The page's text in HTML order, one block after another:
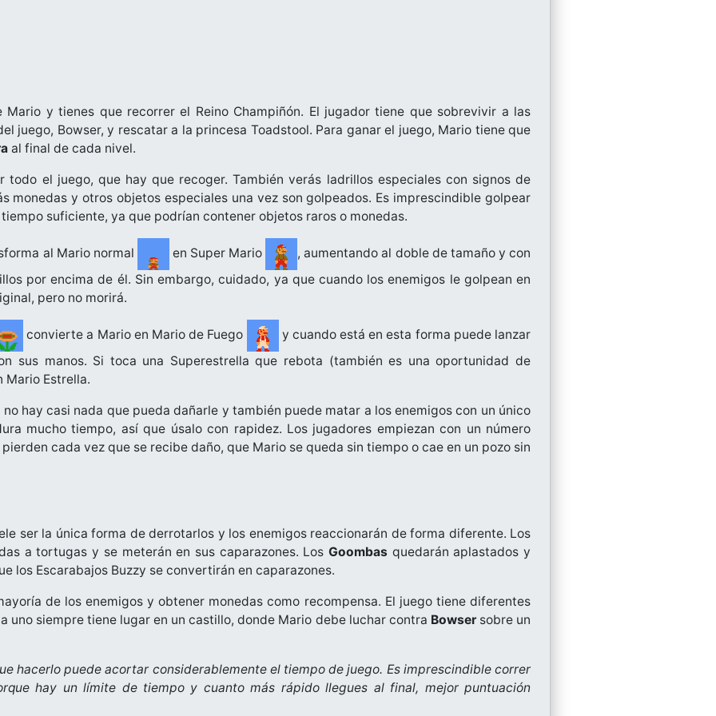
y tienes que recorrer el Reino Champiñón. El jugador tiene que sobrevivir a las
juego, Bowser, y rescatar a la princesa Toadstool. Para ganar el juego, Mario tiene que
al final de cada nivel.
el juego, que hay que recoger. También verás ladrillos especiales con signos de
monedas y otros objetos especiales una vez son golpeados. Es imprescindible golpear
suficiente, ya que podrían contener objetos raros o monedas.
al Mario normal en Super Mario
, aumentando al doble de tamaño y con
por encima de él. Sin embargo, cuidado, ya que cuando los enemigos le golpean en
pero no morirá.
convierte a Mario en Mario de Fuego
y cuando está en esta forma puede lanzar
sus manos. Si toca una Superestrella que rebota (también es una oportunidad de
Mario Estrella.
hay casi nada que pueda dañarle y también puede matar a los enemigos con un único
mucho tiempo, así que úsalo con rapidez. Los jugadores empiezan con un número
cada vez que se recibe daño, que Mario se queda sin tiempo o cae en un pozo sin
ser la única forma de derrotarlos y los enemigos reaccionarán de forma diferente. Los
a tortugas y se meterán en sus caparazones. Los Goombasquedarán aplastados y
los Escarabajos Buzzy se convertirán en caparazones.
de los enemigos y obtener monedas como recompensa. El juego tiene diferentes
uno siempre tiene lugar en un castillo, donde Mario debe luchar contra Bowsersobre un
hacerlo puede acortar considerablemente el tiempo de juego. Es imprescindible correr
hay un límite de tiempo y cuanto más rápido llegues al final, mejor puntuación